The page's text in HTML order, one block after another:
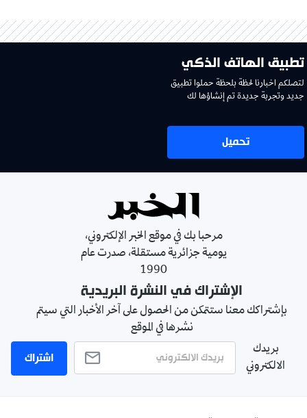
تطبيق الهاتف الذكي
لتصلكم اخبارنا لحظة بلحظة حملوا تطبيق
جديد وتجربة جديدة تم إنشاؤها لك
تحميل
مرحبا بك في موقع الخبر الإلكتروني،
يومية جزائرية مستقلة، صدرت عام
1990
الإشتراك في النشرة البريدية
بإشتراكك معنا ستتمكن من الحصول على آخر الأخبار التي سيتم
نشرها في الموقع
بريدك
الالكتروني
اشتراك